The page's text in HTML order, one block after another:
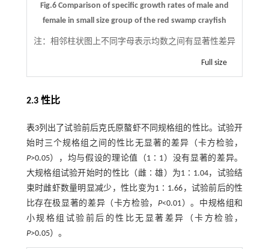
Fig.6 Comparison of specific growth rates of male and
female in small size group of the red swamp crayfish
注： 相邻柱状图上不同字母表示均数之间有显著性差异
Full size
2.3 性比
表3列出了试验前后克氏原螯虾不同规格组的性比。试验开
始时三个规格组之间的性比无显著的差异（卡方检验，
P>0.05），均与假设的理论值（1∶1）没有显著的差异。
大规格组试验开始时的性比（雌∶雄）为1∶1.04，试验结
束时雌虾数量明显减少，性比变为1∶1.66，试验前后的性
比存在极显著的差异（卡方检验，P<0.01）。中规格组和
小规格组试验前后的性比无显著差异（卡方检验，
P>0.05）。